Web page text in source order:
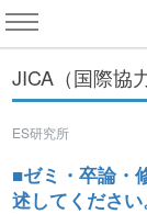
JICA（国際協
ES研究所
■ゼミ・卒論・
述してください